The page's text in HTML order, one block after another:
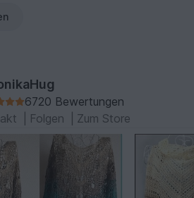
6720 Bewertungen
Folgen Zum Store